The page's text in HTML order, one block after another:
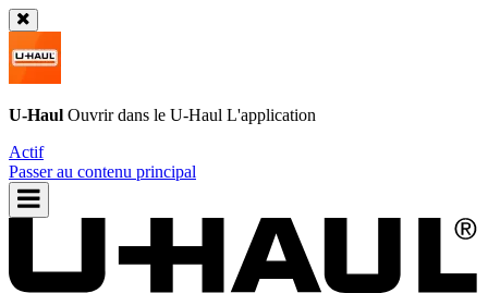
U-Haul Ouvrir dans le U-Haul L'application
Actif
Passer au contenu principal